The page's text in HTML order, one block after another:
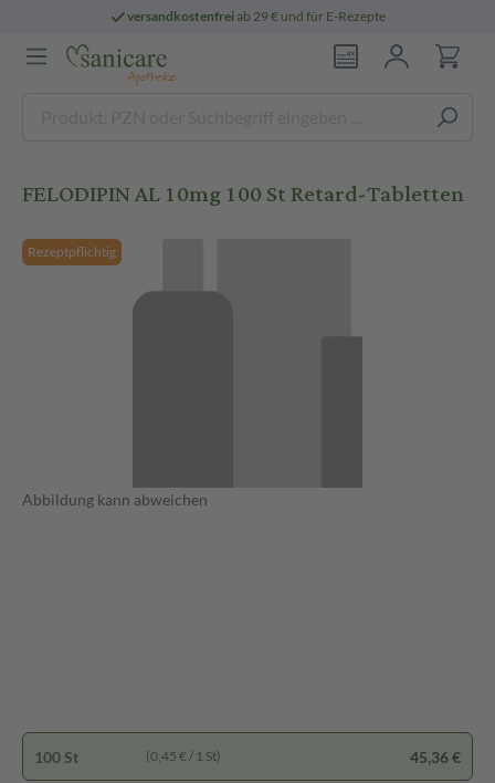
versandkostenfreiab 29 € und für E-Rezepte
FELODIPIN AL 10mg 100 St Retard-Tabletten
Rezeptpflichtig
Abbildung kann abweichen
100 St (0,45 € / 1 St) 45,36 €